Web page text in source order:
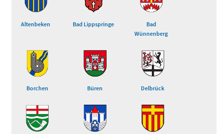
Altenbeken Bad Lippspringe
Bad
Wünnenberg
Borchen Büren Delbrück